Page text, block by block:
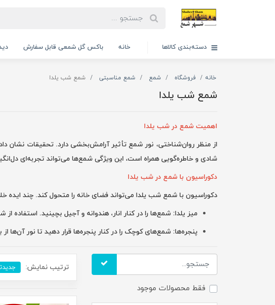
دسته‌بندی کالاها خانه باکس گل شمعی قابل سفارش
خانه فروشگاه شمع شمع مناسبتی شمع شب یلدا
شمع شب یلدا
اهمیت شمع در شب یلدا
از منظر روان‌شناختی، نور شمع تأثیر آرامش‌بخشی دارد. تحقیقات نشان
شادی و خاطره‌گویی همراه است، این ویژگی شمع‌ها می‌تواند تجربه‌ای
دکوراسیون با شمع در شب یلدا
دکوراسیون با شمع شب یلدا می‌تواند فضای خانه را متحول کند. چند ایده
میز یلدا: شمع‌ها را در کنار انار، هندوانه و آجیل بچینید.
پنجره‌ها: شمع‌های کوچک را در کنار پنجره‌ها قرار دهید تا نور آن‌ها
فقط محصولات موجود
ترتیب نمایش: